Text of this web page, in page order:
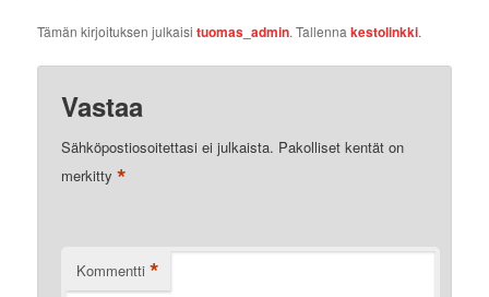
Tämän kirjoituksen julkaisituomas_admin. Tallennakestolinkki.
Vastaa
Sähköpostiosoitettasi ei julkaista. Pakolliset kentät on
merkitty*
Kommentti *